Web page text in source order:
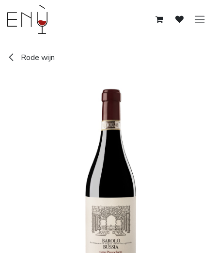
Overslaan naar inhoud
Rode wijn